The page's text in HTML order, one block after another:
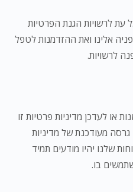
עת לרשויות הגנת הפרטיות
אלינו ואת ההזדמנות לטפל
לרשויות.
או לעדכן מדיניות פרטיות זו
מעודכנת של מדיניות
שלנו יהיו מודעים תמיד
בו.